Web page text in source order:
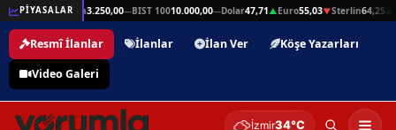
PİYASALAR
▲Gram Altın 3.250,00—BIST 10010.000,00—Dolar47,71▲Euro55,03▼Sterlin64,25▲
Resmî İlanlar İlanlar İlan Ver
Köşe Yazarları
Video Galeri
İzmir34°C